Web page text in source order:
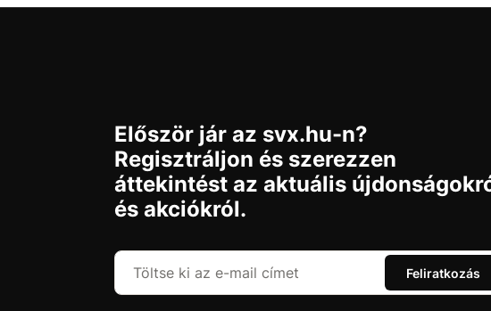
Először jár az svx.hu-n?
Regisztráljon és szerezzen
áttekintést az aktuális
és akciókról.
Feliratkozás